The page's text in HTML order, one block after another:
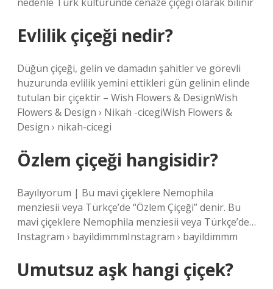
Evlilik çiçeği nedir?
Düğün çiçeği, gelin ve damadın şahitler ve görevli
huzurunda evlilik yemini ettikleri gün gelinin elinde
tutulan bir çiçektir – Wish Flowers & DesignWish
Flowers & Design › Nikah -cicegiWish Flowers &
Design › nikah-cicegi
Özlem çiçeği hangisidir?
Bayılıyorum | Bu mavi çiçeklere Nemophila
menziesii veya Türkçe’de “Özlem Çiçeği” denir. Bu
mavi çiçeklere Nemophila menziesii veya Türkçe’de…
Instagram › bayildimmmInstagram › bayildimmm
Umutsuz aşk hangi çiçek?